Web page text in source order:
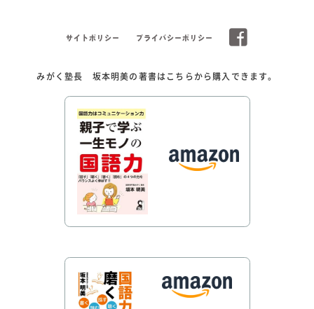
サイトポリシー プライバシーポリシー
みがく塾長 坂本明美の著書はこちらから購入できます。